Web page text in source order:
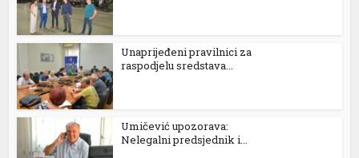
Unaprijeđeni pravilnici za
raspodjelu sredstava...
Umičević upozorava:
Nelegalni predsjednik i...